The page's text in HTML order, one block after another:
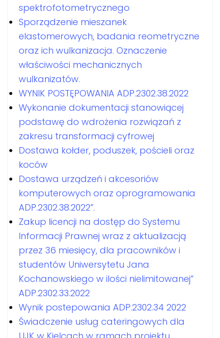
spektrofotometrycznego
Sporządzenie mieszanek
elastomerowych, badania reometryczne
oraz ich wulkanizacja. Oznaczenie
właściwości mechanicznych
wulkanizatów.
WYNIK POSTĘPOWANIA ADP.2302.38.2022
Wykonanie dokumentacji stanowiącej
podstawę do wdrożenia rozwiązań z
zakresu transformacji cyfrowej
Dostawa kołder, poduszek, pościeli oraz
koców
Dostawa urządzeń i akcesoriów
komputerowych oraz oprogramowania
ADP.2302.38.2022”.
Zakup licencji na dostęp do Systemu
Informacji Prawnej wraz z aktualizacją
przez 36 miesięcy, dla pracowników i
studentów Uniwersytetu Jana
Kochanowskiego w ilości nielimitowanej”
ADP.2302.33.2022
Wynik postepowania ADP.2302.34 2022
Świadczenie usług cateringowych dla
UJK w Kielcach w ramach projektu